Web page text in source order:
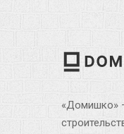
«Домишко»